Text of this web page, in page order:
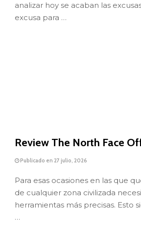
analizar hoy se acaban las
excusa para …
Review The North Face
Publicado en 27 julio, 2026
Para esas ocasiones en las que
de cualquier zona civilizada
herramientas más precisas. Esto
…